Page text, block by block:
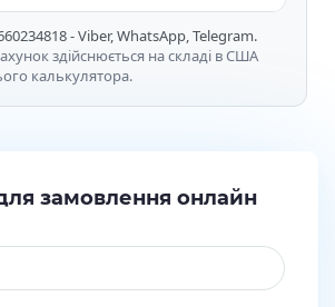
- Viber, WhatsApp, Telegram.
здійснюється на складі в США
калькулятора.
замовлення онлайн